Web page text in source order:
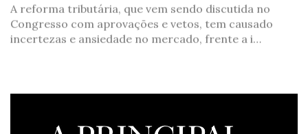
A reforma tributária, que vem sendo discutida no
Congresso com aprovações e vetos, tem causado
incertezas e ansiedade no mercado, frente a i…